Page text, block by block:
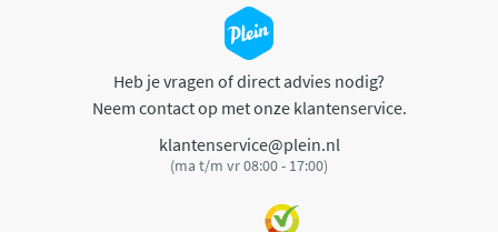
Heb je vragen of direct advies nodig?
Neem contact op met onze klantenservice.
klantenservice@plein.nl
(ma t/m vr 08:00 - 17:00)